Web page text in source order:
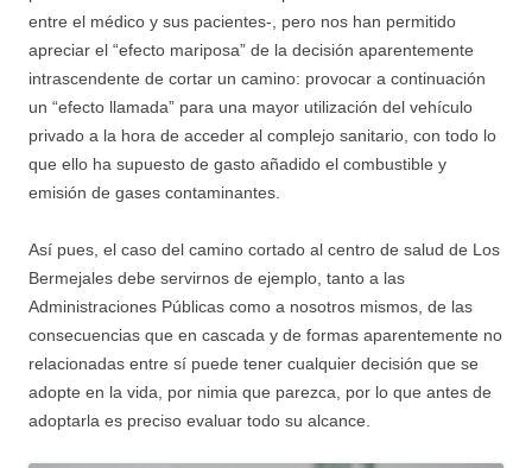
entre el médico y sus pacientes-, pero nos han permitido
apreciar el “efecto mariposa” de la decisión aparentemente
intrascendente de cortar un camino: provocar a continuación
un “efecto llamada” para una mayor utilización del vehículo
privado a la hora de acceder al complejo sanitario, con todo lo
que ello ha supuesto de gasto añadido el combustible y
emisión de gases contaminantes.
Así pues, el caso del camino cortado al centro de salud de Los
Bermejales debe servirnos de ejemplo, tanto a las
Administraciones Públicas como a nosotros mismos, de las
consecuencias que en cascada y de formas aparentemente no
relacionadas entre sí puede tener cualquier decisión que se
adopte en la vida, por nimia que parezca, por lo que antes de
adoptarla es preciso evaluar todo su alcance.